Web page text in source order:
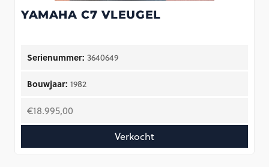
YAMAHA C7 VLEUGEL
Serienummer: 3640649
Bouwjaar: 1982
€18.995,00
Verkocht